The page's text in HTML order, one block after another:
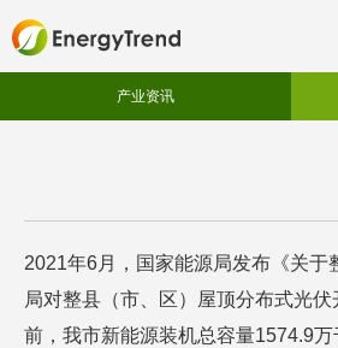
产业资讯
2021年6月，国家能源局发布《关
局对整县（市、区）屋顶分布式光
前，我市新能源装机总容量1574.9